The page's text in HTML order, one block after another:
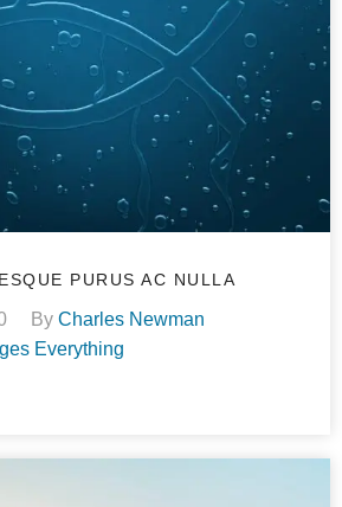
PURUS AC NULLA
By Charles Newman
Everything